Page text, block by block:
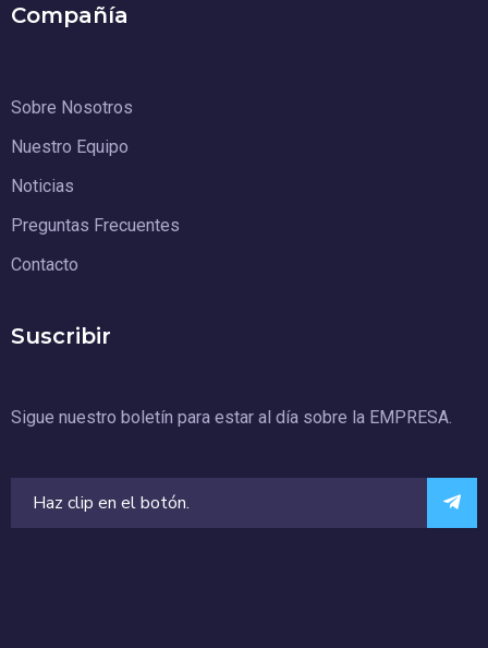
Compañía
Sobre Nosotros
Nuestro Equipo
Noticias
Preguntas Frecuentes
Contacto
Suscribir
Sigue nuestro boletín para estar al día sobre la EMPRESA.